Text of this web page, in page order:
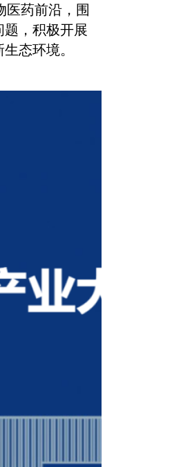
医药前沿，围
，积极开展
态环境。